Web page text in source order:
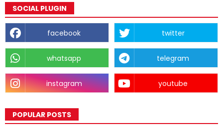
SOCIAL PLUGIN
facebook twitter
whatsapp telegram
instagram youtube
POPULAR POSTS